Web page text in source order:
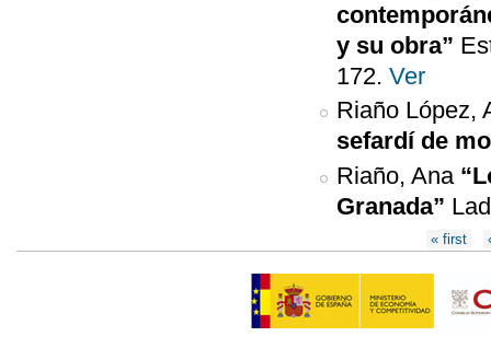
y su obra”
172. Ver
Riaño López,
sefardí de
Riaño, Ana
Granada”
« first